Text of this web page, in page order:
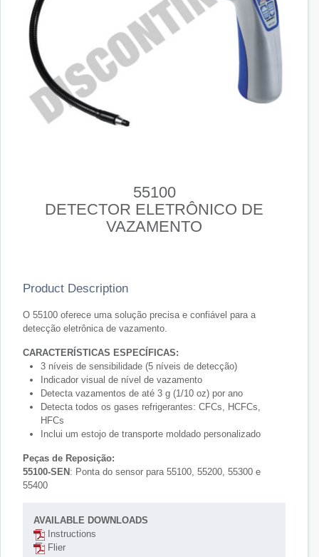
55100
DETECTOR ELETRÔNICO DE
VAZAMENTO
Product Description
O 55100 oferece uma solução precisa e confiável para a
detecção eletrônica de vazamento.
CARACTERÍSTICAS ESPECÍFICAS:
3 níveis de sensibilidade (5 níveis de detecção)
Indicador visual de nível de vazamento
Detecta vazamentos de até 3 g (1/10 oz) por ano
Detecta todos os gases refrigerantes: CFCs, HCFCs,
HFCs
Inclui um estojo de transporte moldado personalizado
Peças de Reposição:
55100-SEN : Ponta do sensor para 55100, 55200, 55300 e
55400
AVAILABLE DOWNLOADS
Instructions
Flier